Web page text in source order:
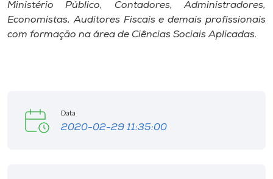
Ministério Público, Contadores, Administradores,
Economistas, Auditores Fiscais e demais profissionais
com formação na área de Ciências Sociais Aplicadas.
Data
2020-02-29 11:35:00